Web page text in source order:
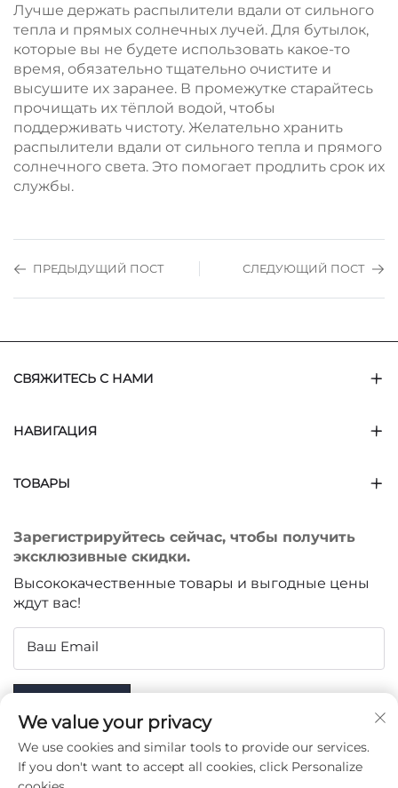
Лучше держать распылители вдали от сильного
тепла и прямых солнечных лучей. Для бутылок,
которые вы не будете использовать какое-то
время, обязательно тщательно очистите и
высушите их заранее. В промежутке старайтесь
прочищать их тёплой водой, чтобы
поддерживать чистоту. Желательно хранить
распылители вдали от сильного тепла и прямого
солнечного света. Это помогает продлить срок их
службы.
ПРЕДЫДУЩИЙ ПОСТ СЛЕДУЮЩИЙ ПОСТ
СВЯЖИТЕСЬ С НАМИ
НАВИГАЦИЯ
ТОВАРЫ
Зарегистрируйтесь сейчас, чтобы получить
эксклюзивные скидки.
Высококачественные товары и выгодные цены
ждут вас!
Ваш Email
We value your privacy
We use cookies and similar tools to provide our services.
If you don't want to accept all cookies, click Personalize